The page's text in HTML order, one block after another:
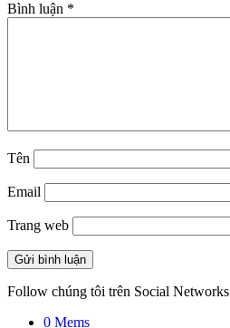
Bình luận *
Tên
Email
Trang web
Follow chúng tôi trên Social Networks
0 Mems